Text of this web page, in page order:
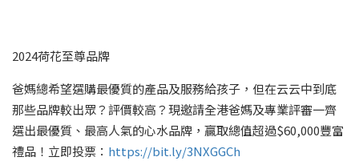
2024荷花至尊品牌
爸媽總希望選購最優質的產品及服務給孩子，但在云云中到底
那些品牌較出眾？評價較高？現邀請全港爸媽及專業評審一齊
選出最優質、最高人氣的心水品牌，贏取總值超過$60,000豐富
禮品！立即投票： https://bit.ly/3NXGGCh